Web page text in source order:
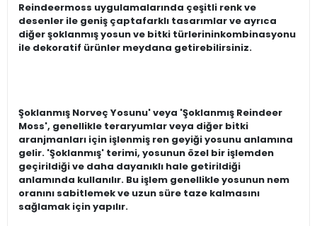
Reindeermoss uygulamalarında çeşitli renk ve
desenler ile geniş çaptafarklı tasarımlar ve ayrıca
diğer şoklanmış yosun ve bitki türlerininkombinasyonu
ile dekoratif ürünler meydana getirebilirsiniz.
Şoklanmış Norveç Yosunu' veya 'Şoklanmış Reindeer
Moss', genellikle teraryumlar veya diğer bitki
aranjmanları için işlenmiş ren geyiği yosunu anlamına
gelir. 'Şoklanmış' terimi, yosunun özel bir işlemden
geçirildiği ve daha dayanıklı hale getirildiği
anlamında kullanılır. Bu işlem genellikle yosunun nem
oranını sabitlemek ve uzun süre taze kalmasını
sağlamak için yapılır.